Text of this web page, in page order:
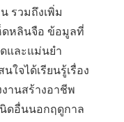
รวมถึงเพิ่ม
หลินจือ ข้อมูลที่
และแม่นยำ
จได้เรียนรู้เรื่อง
งานสร้างอาชีพ
ดอื่นนอกฤดูกาล